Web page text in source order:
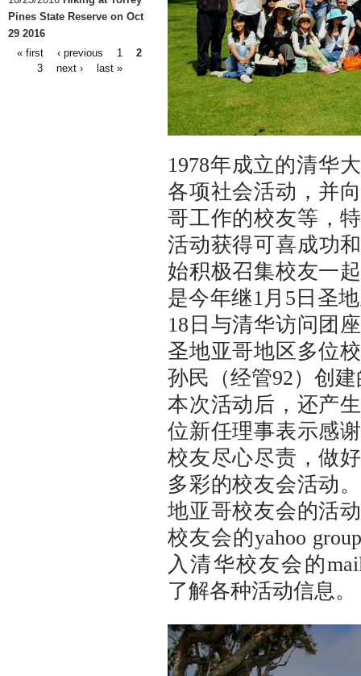
Pines State Reserve on Oct
29 2016
Pages
« first ‹ previous 1
2
3
next › last »
1978年成立的清华
各项社会活动，并
哥工作的校友等，
活动获得可喜成功
始积极召集校友一
是今年继1月5日圣
18日与清华访问团
圣地亚哥地区多位
孙民（经管92）创
本次活动后，还产
位新任理事表示感
校友尽心尽责，做
多彩的校友会活动
地亚哥校友会的活
校友会的yahoo
入清华校友会的
了解各种活动信息。